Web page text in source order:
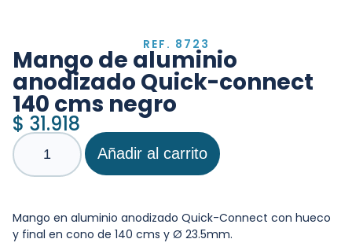
REF. 8723
Mango de aluminio
anodizado Quick-connect
140 cms negro
$ 31.918
Añadir al carrito
Mango en aluminio anodizado Quick-Connect con hueco
y final en cono de 140 cms y Ø 23.5mm.